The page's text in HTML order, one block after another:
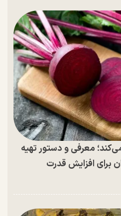
معرفی و دستور تهیه
برای افزایش قدرت